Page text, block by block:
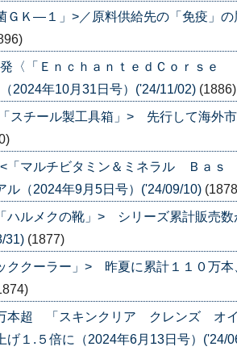
ＧＫ―１」>／原料供給先の「免疫」の
〈「ＥｎｃｈａｎｔｅｄＣｏｒｓｅ
2024年10月31日号）('24/11/02) (1886)
スチール製工具箱」> 先行して海外
「マルチビタミン＆ミネラル Ｂａｓ
（2024年9月5日号）('24/09/10)
ルメクの靴」> シリーズ累計販売数
31) (1877)
クーラー」> 昨夏に累計１１０万本
本超 「スキンクリア クレンズ オイ
１.５倍に（2024年6月13日号）('24/